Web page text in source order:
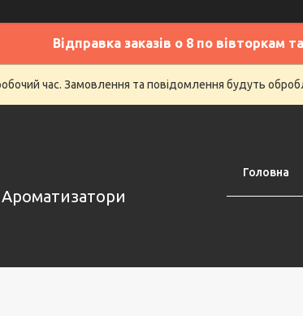
Відправка заказів о 8 по вівторкам
час. Замовлення та повідомлення будуть
Ароматизатори
Головна